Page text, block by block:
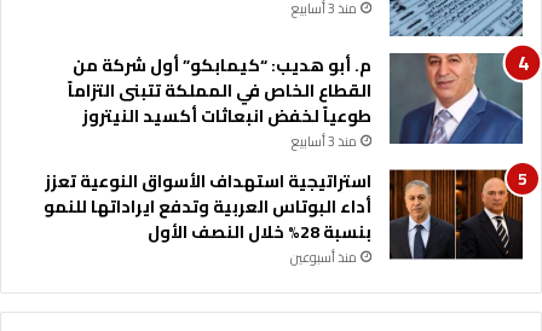
م
ة
ف
ر
ا
ل
م
ع
ا
ا
ل
ا
ع
ا
م
منذ 3 أسابيع
م. أبو هديب: “كيمابكو” أول شركة من
القطاع الخاص في المملكة تتبنى التزاماً
طوعياً لخفض انبعاثات أكسيد النيتروز
منذ 3 أسابيع
استراتيجية استهداف الأسواق النوعية تعزز
أداء البوتاس العربية وتدفع ايراداتها للنمو
بنسبة 28% خلال النصف الأول
منذ أسبوعين